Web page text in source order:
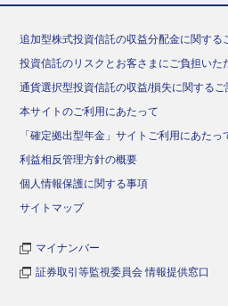
追加型株式投資信託の収益分配金に関する
投資信託のリスクとお客さまにご負担いた
通貨選択型投資信託の収益/損失に関するご
本サイトのご利用にあたって
「確定拠出型年金」サイトご利用にあたっ
利益相反管理方針の概要
個人情報保護に関する事項
サイトマップ
マイナンバー
証券取引等監視委員会 情報提供窓口